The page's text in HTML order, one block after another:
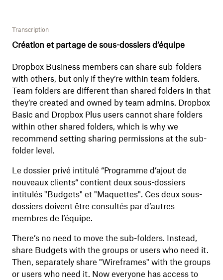
Transcription
Création et partage de sous-dossiers d’équipe
Dropbox Business members can share sub-folders
with others, but only if they’re within team folders.
Team folders are different than shared folders in that
they’re created and owned by team admins. Dropbox
Basic and Dropbox Plus users cannot share folders
within other shared folders, which is why we
recommend setting sharing permissions at the sub-
folder level.
Le dossier privé intitulé “Programme d’ajout de
nouveaux clients“ contient deux sous-dossiers
intitulés "Budgets" et "Maquettes". Ces deux sous-
dossiers doivent être consultés par d’autres
membres de l’équipe.
There’s no need to move the sub-folders. Instead,
share Budgets with the groups or users who need it.
Then, separately share "Wireframes" with the groups
or users who need it. Now everyone has access to